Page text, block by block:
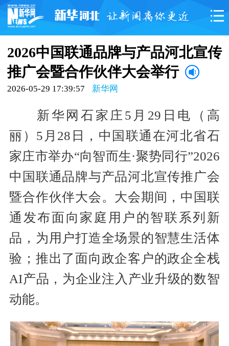
2026中国联通品牌与产品河北宣传
推广会暨合作伙伴大会举行
2026-05-29 17:39:57 新华网
新华网石家庄5月29日电（高
丽）5月28日，中国联通在河北省石
家庄市举办“向智而生·聚势同行”2026
中国联通品牌与产品河北宣传推广会
暨合作伙伴大会。大会期间，中国联
通发布面向家庭用户的智联系列新
品，为用户打造全场景的智慧生活体
验；推出了面向政企客户的政企全栈
AI产品，为企业注入产业升级的数智
动能。